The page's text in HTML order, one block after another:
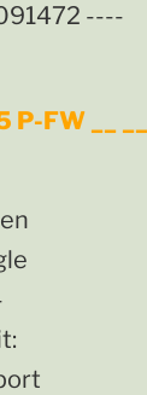
----
FW __ __